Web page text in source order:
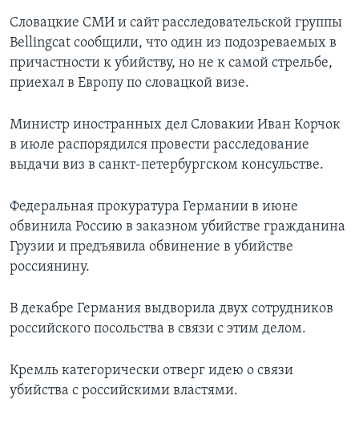
Словацкие СМИ и сайт расследовательской группы
Bellingcat сообщили, что один из подозреваемых в
причастности к убийству, но не к самой стрельбе,
приехал в Европу по словацкой визе.
Министр иностранных дел Словакии Иван Корчок
в июле распорядился провести расследование
выдачи виз в санкт-петербургском консульстве.
Федеральная прокуратура Германии в июне
обвинила Россию в заказном убийстве гражданина
Грузии и предъявила обвинение в убийстве
россиянину.
В декабре Германия выдворила двух сотрудников
российского посольства в связи с этим делом.
Кремль категорически отверг идею о связи
убийства с российскими властями.